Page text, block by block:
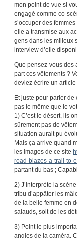
mon point de vue si
engagé comme co-
s’occuper des
elle a transmise aux
gens dans les milieux
interview d’elle
Que pensez-vous des
part ces vêtements ?
deviez écrire un article
Et juste pour parler de
pas le même que le
1) C’est le désert, ils
sûrement pas de
situation aurait pu
Mais ça arrive quand
les images de ce site
road-blazes-a-trail-to-
partant du bas ;
2) J’interprète la
tribu d’appâter les
de la belle femme en
salauds, soit de les
3) Point le plus
angles de la caméra.